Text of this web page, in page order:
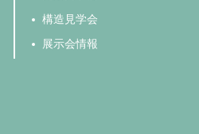
構造見学会
展示会情報